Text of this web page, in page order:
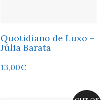
Quotidiano de Luxo –
Júlia Barata
13,00€